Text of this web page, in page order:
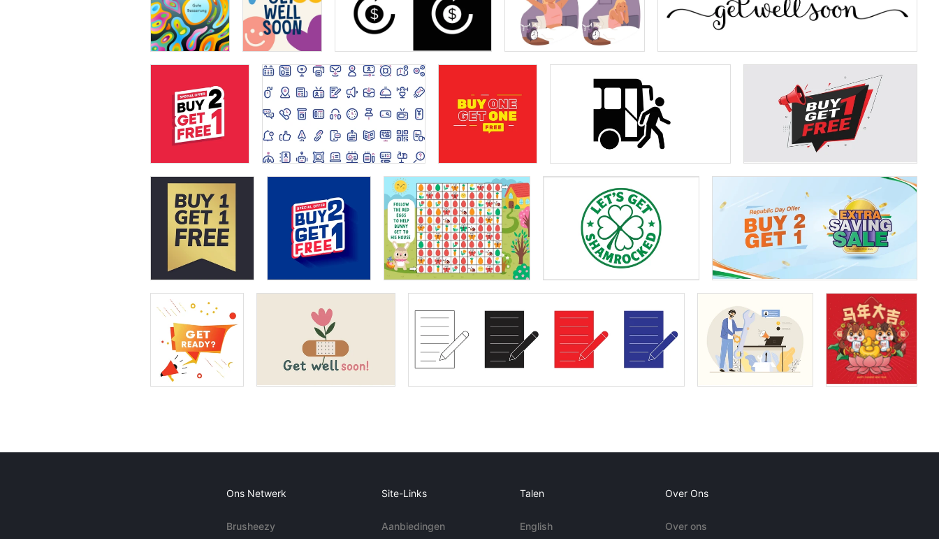
Ons Netwerk
Brusheezy
Site-Links
Aanbiedingen
Talen
English
Over Ons
Over ons